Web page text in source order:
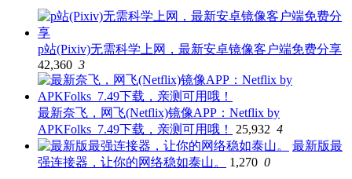
p站(Pixiv)无需科学上网，最新安卓镜像客户端免费分享
42,360 3
最新奈飞，网飞(Netflix)镜像APP：Netflix by
APKFolks_7.49下载，亲测可用哦！
25,932 4
最新版最
强连接器，让你的网络稳如泰山。
1,270 0